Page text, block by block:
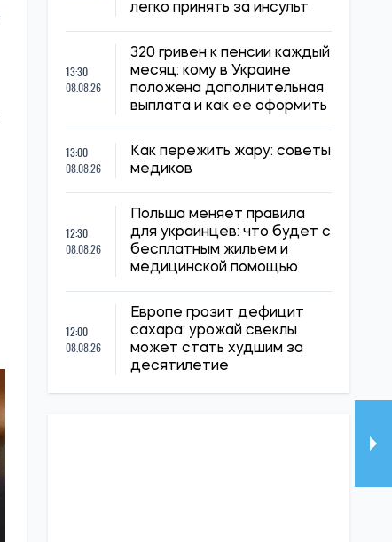
легко принять за инсульт
13:30
08.08.26
320 гривен к пенсии каждый
месяц: кому в Украине
положена дополнительная
выплата и как ее оформить
13:00
08.08.26
Как пережить жару: советы
медиков
12:30
08.08.26
Польша меняет правила
для украинцев: что будет с
бесплатным жильем и
медицинской помощью
12:00
08.08.26
Европе грозит дефицит
сахара: урожай свеклы
может стать худшим за
десятилетие